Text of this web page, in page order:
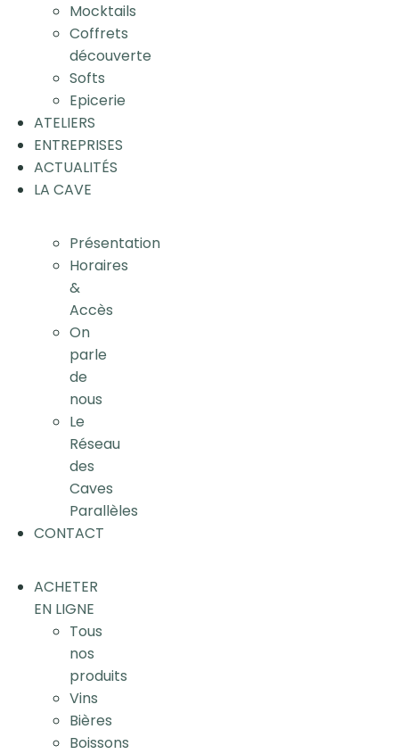
Mocktails
Coffrets
découverte
Softs
Epicerie
ATELIERS
ENTREPRISES
ACTUALITÉS
LA CAVE
Présentation
Horaires
&
Accès
On
parle
de
nous
Le
Réseau
des
Caves
Parallèles
CONTACT
ACHETER
EN LIGNE
Tous
nos
produits
Vins
Bières
Boissons